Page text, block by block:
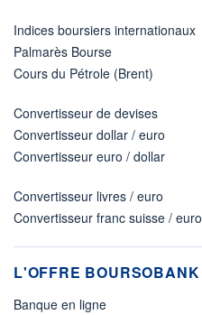
Indices boursiers internationaux
Palmarès Bourse
Cours du Pétrole (Brent)
Convertisseur de devises
Convertisseur dollar / euro
Convertisseur euro / dollar
Convertisseur livres / euro
Convertisseur franc suisse / euro
L'OFFRE BOURSOBANK
Banque en ligne